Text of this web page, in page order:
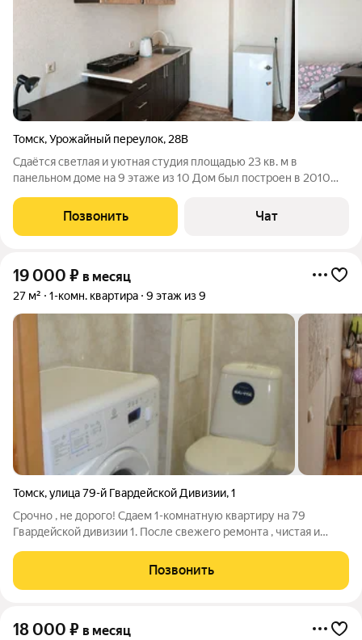
Томск,Урожайный переулок, 28В
Сдаётся светлая и уютная студия площадью 23 кв. м в
панельном доме на 9 этаже из 10 Дом был построен в 2010
переулок, 28В. Высота потолков 2.7 метра, окна выходят на
улицу, что обеспечивает хорошее
Позвонить Чат
19 000 ₽ в месяц
27 м² 1-комн. квартира 9 этаж из 9
Томск,улица 79-й Гвардейской Дивизии,1
Срочно , не дорого! Сдаем 1-комнатную квартиру на 79
Гвардейской дивизии 1. После свежего ремонта , чистая и
места . Рядом торговый центр Лента , остановки транспорта .
Всего 19 т.р. +с+в .
Позвонить
18 000 ₽ в месяц